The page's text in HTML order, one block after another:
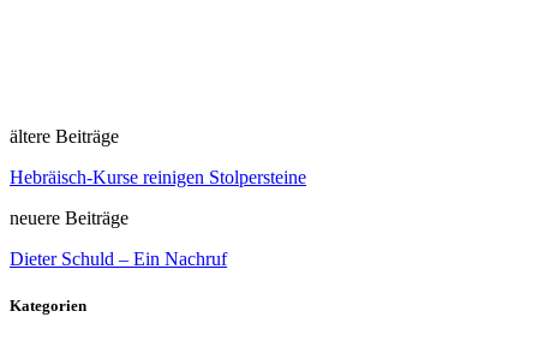
ältere Beiträge
Hebräisch-Kurse reinigen Stolpersteine
neuere Beiträge
Dieter Schuld – Ein Nachruf
Kategorien